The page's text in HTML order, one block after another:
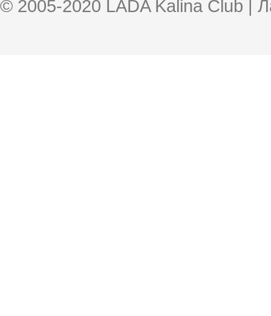
© 2005-2020 LADA Kalina Club |